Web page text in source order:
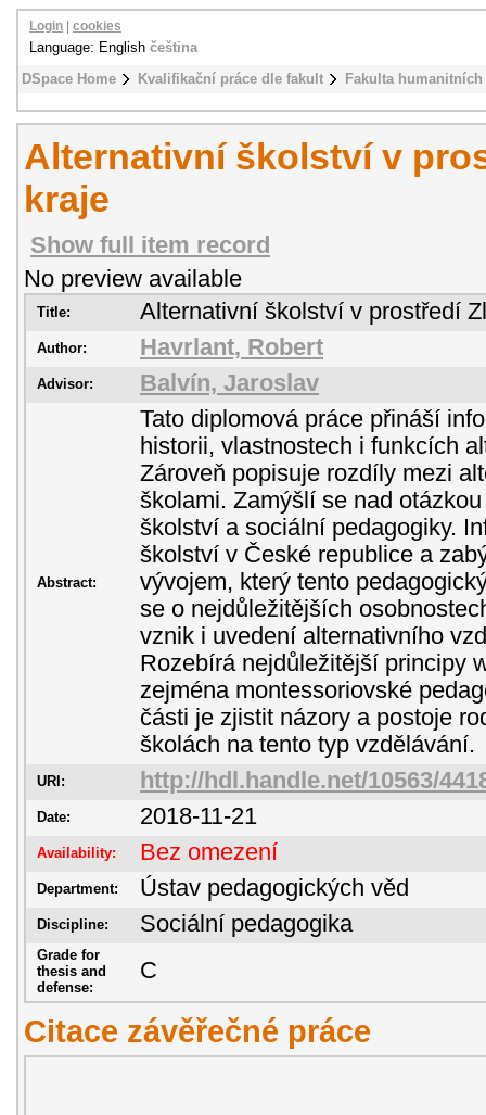
DSpace Home Kvalifikační práce dle fakult Fakulta
Login cookies
Language: English čeština
Alternativní školství v
kraje
Show full item record
No preview available
Title: Alternativní školství v prostředí
Author: Havrlant, Robert
Advisor: Balvín, Jaroslav
Abstract:
Tato diplomová práce přináší
historii, vlastnostech i funkcích
Zároveň popisuje rozdíly mezi
školami. Zamýšlí se nad
školství a sociální pedagogiky.
školství v České republice a
vývojem, který tento
se o nejdůležitějších
vznik i uvedení alternativního
Rozebírá nejdůležitější principy
zejména montessoriovské
části je zjistit názory a postoje
školách na tento typ vzdělávání.
URI: http://hdl.handle.net/10563/
Date: 2018-11-21
Availability: Bez omezení
Department: Ústav pedagogických věd
Discipline: Sociální pedagogika
Grade for
thesis and
defense:
C
Citace závěřečné práce